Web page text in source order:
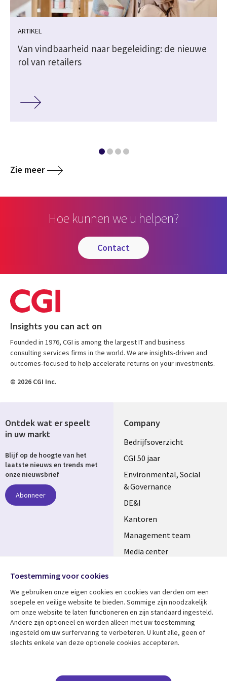
ARTIKEL
Van vindbaarheid naar begeleiding: de nieuwe
rol van retailers
Zie meer
Hoe kunnen we u helpen?
contact
Insights you can act on
Founded in 1976, CGI is among the largest IT and business
consulting services firms in the world. We are insights-driven and
outcomes-focused to help accelerate returns on your investments.
© 2026 CGI Inc.
Company
Useful
links
NETHERLANDS
Bedrijfsoverzicht
CGI 50 jaar
Environmental, Social
& Governance
DE&I
Kantoren
Management team
Media center
Bekijk meer
Library
Artikelen
Support
Legal
Disclaimer
Ontdek wat er speelt
in uw markt
Blijf op de hoogte van het
laatste nieuws en trends met
onze nieuwsbrief
Abonneer
Media
NETHERLANDS
Toestemming voor cookies
We gebruiken onze eigen cookies en cookies van derden om een ​​
soepele en veilige website te bieden. Sommige zijn noodzakelijk
om onze website te laten functioneren en zijn standaard ingesteld.
Andere zijn optioneel en worden alleen met uw toestemming
ingesteld om uw surfervaring te verbeteren. U kunt alle, geen of
slechts enkele van deze optionele cookies accepteren.